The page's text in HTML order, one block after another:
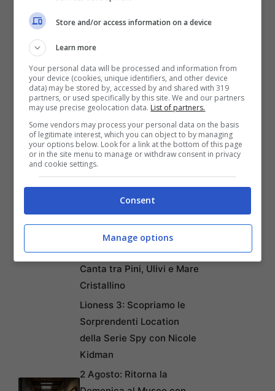
Articoli recentiNapoli tra le Top 10 Città
Mondiali per il Workcation
2026: Cultura, Cibo e
Trasporti Efficiente la
Rendono la Favorita
Italiana
Puentedey: Il Borgo di
Leggendario Ponte di Dio
nel Nord della Spagna
Sveti Klement: L’Isola
Adriatica dove la Natura
Canta tra Pini, Ulivi e Mare
Cristallino
Lioness 3: Scopriamo le
Sorprendenti Location
della Serie Spy con Nicole
Kidman
2 Agosto: Ritorna la
Store and/or access information on a device
Learn more
Your personal data will be processed and information from
your device (cookies, unique identifiers, and other device
data) may be stored by, accessed by and shared with 319
partners, or used specifically by this site. We and our partners
may use precise geolocation data. List of partners.
Some vendors may process your personal data on the basis
of legitimate interest, which you can object to by managing
your options below. Look for a link at the bottom of this page
or in the site menu to manage or withdraw consent in privacy
and cookie settings.
Consent
Manage options